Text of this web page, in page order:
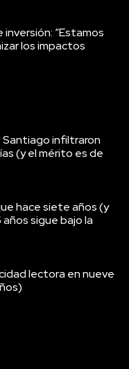
“Estamos
los impactos
Santiago infiltraron
(y el mérito es de
hace siete años (y
sigue bajo la
lectora en nueve